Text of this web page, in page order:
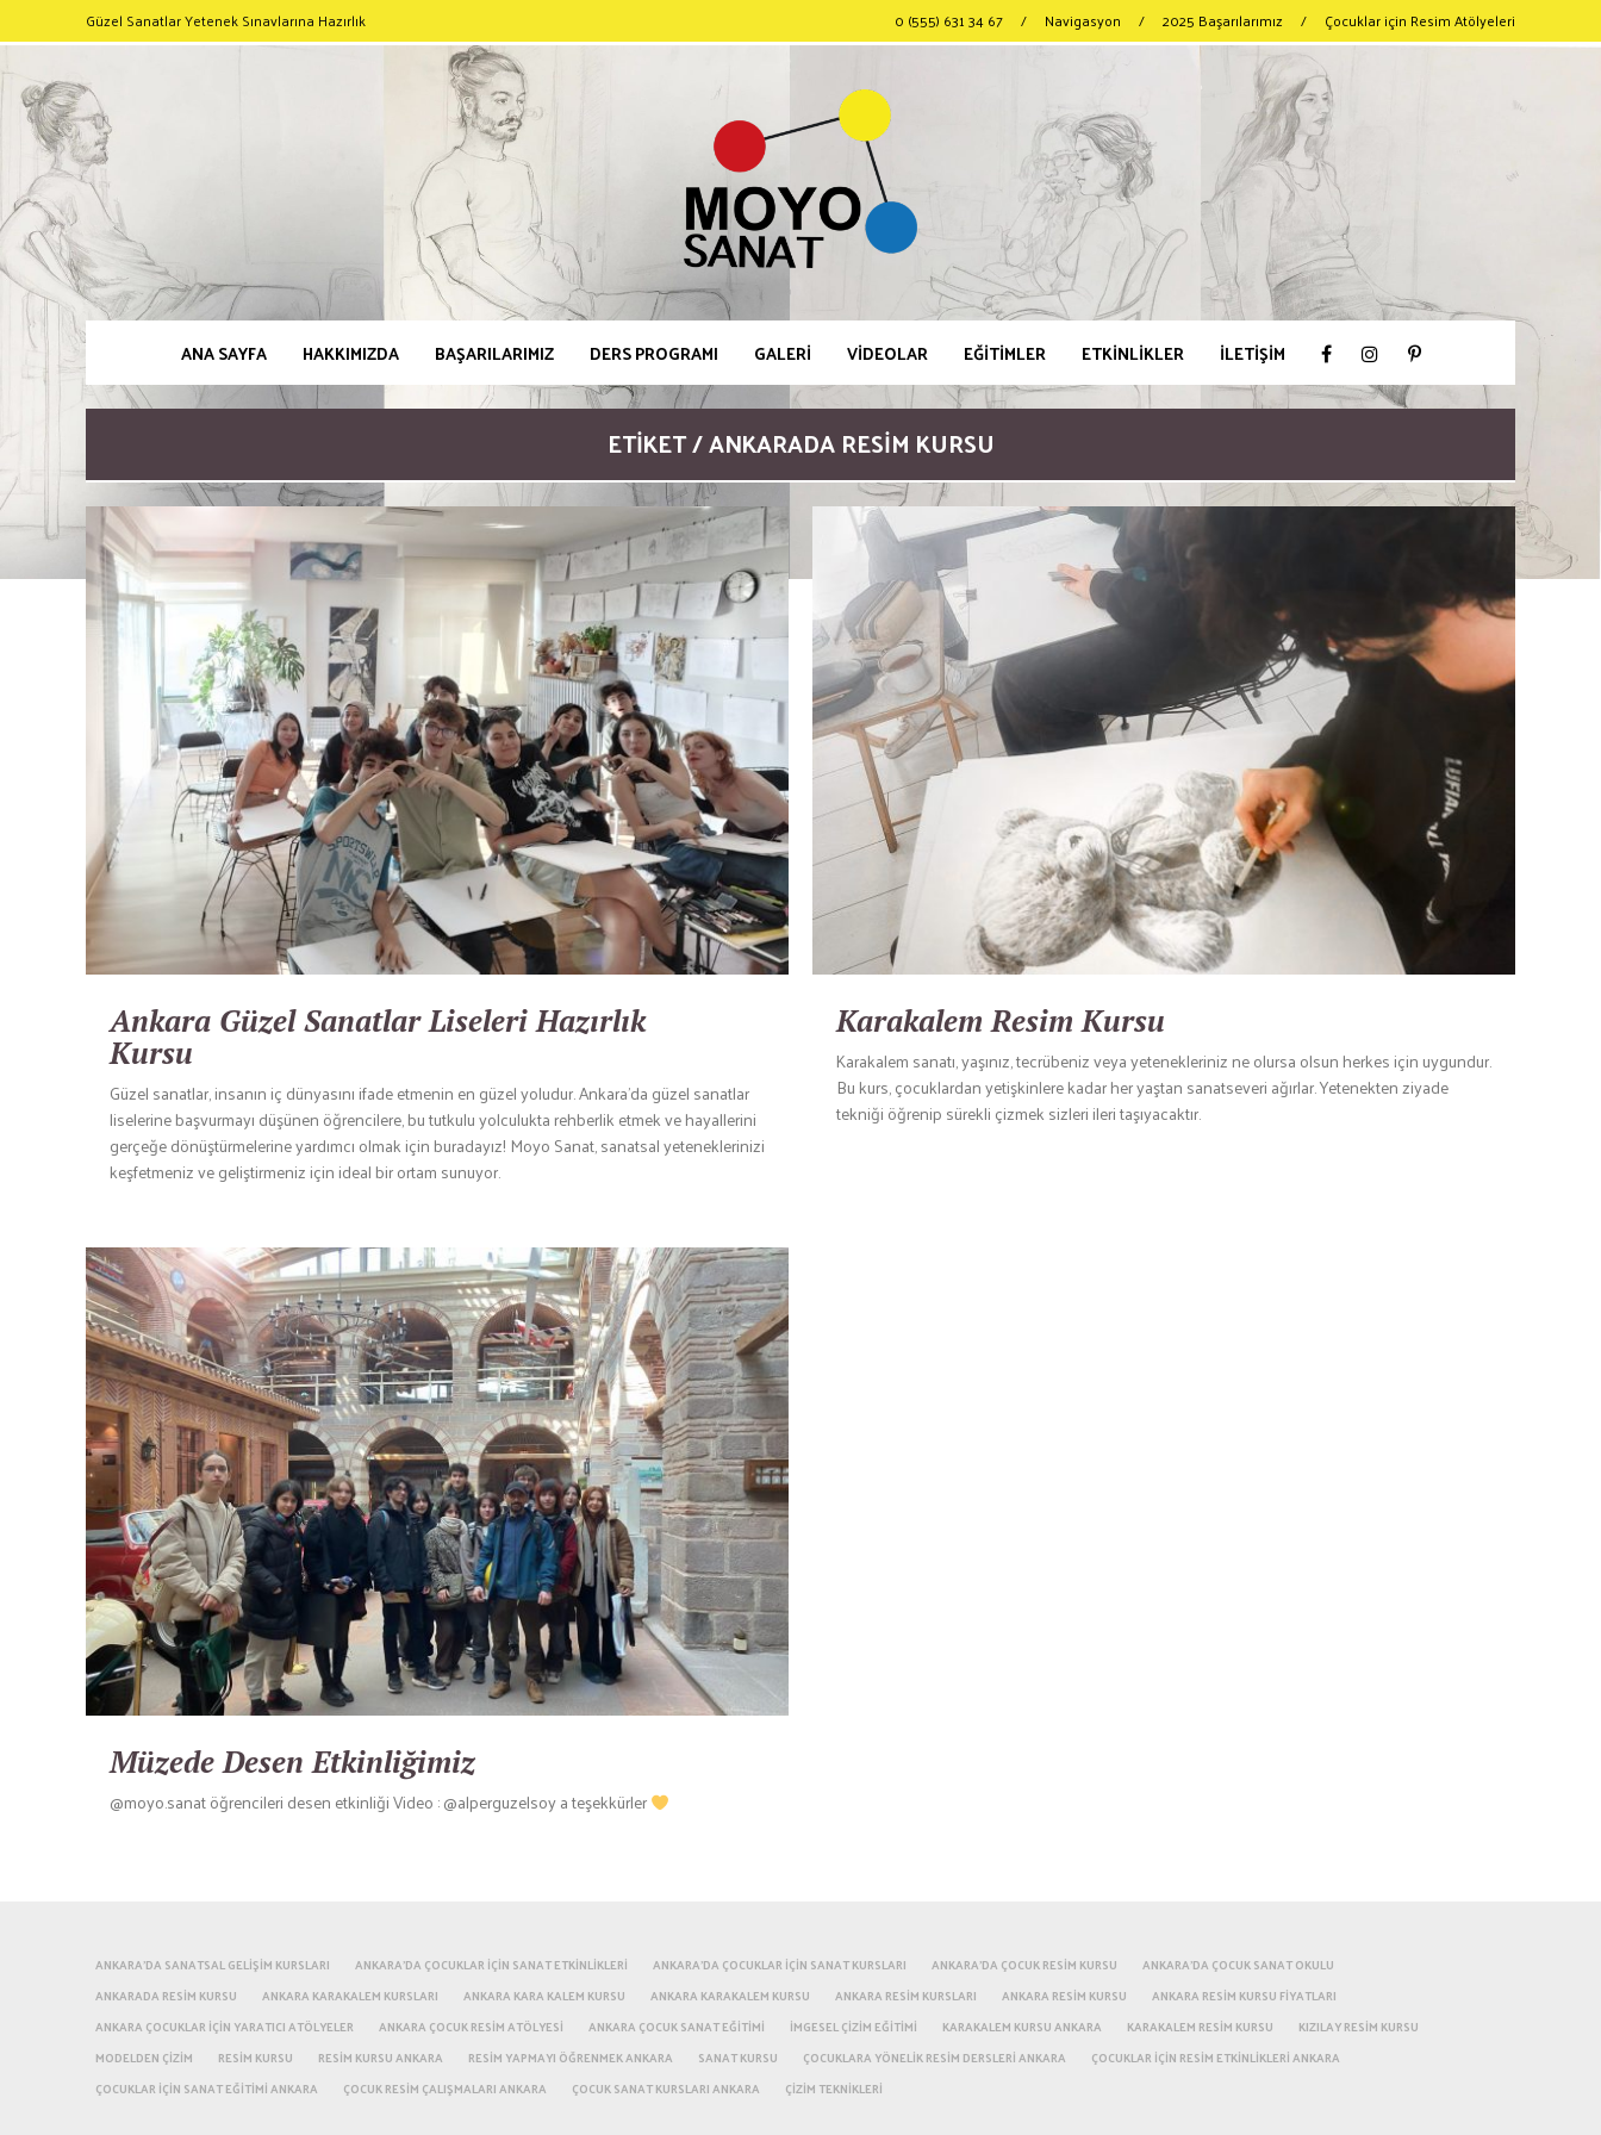
Güzel Sanatlar Yetenek Sınavlarına Hazırlık 0 (555) 631 34 67 / Navigasyon / 2025 Başarılarımız / Çocuklar için Resim Atölyeleri
ANA SAYFA HAKKIMIZDA BAŞARILARIMIZ DERS PROGRAMI GALERİ VİDEOLAR EĞİTİMLER ETKİNLİKLER İLETİŞİM
ETIKET / ANKARADA RESIM KURSU
Ankara Güzel Sanatlar Liseleri Hazırlık
Kursu
Güzel sanatlar, insanın iç dünyasını ifade etmenin en güzel yoludur. Ankara'da güzel sanatlar
liselerine başvurmayı düşünen öğrencilere, bu tutkulu yolculukta rehberlik etmek ve hayallerini
gerçeğe dönüştürmelerine yardımcı olmak için buradayız! Moyo Sanat, sanatsal yeteneklerinizi
keşfetmeniz ve geliştirmeniz için ideal bir ortam sunuyor.
Karakalem Resim Kursu
Karakalem sanatı, yaşınız, tecrübeniz veya yetenekleriniz ne olursa olsun herkes için uygundur.
Bu kurs, çocuklardan yetişkinlere kadar her yaştan sanatseveri ağırlar. Yetenekten ziyade
tekniği öğrenip sürekli çizmek sizleri ileri taşıyacaktır.
Müzede Desen Etkinliğimiz
@moyo.sanat öğrencileri desen etkinliği Video : @alperguzelsoy a teşekkürler
ANKARA'DA SANATSAL GELIŞIM KURSLARI ANKARA'DA ÇOCUKLAR IÇIN SANAT ETKINLIKLERI ANKARA'DA ÇOCUKLAR IÇIN SANAT KURSLARI ANKARA'DA ÇOCUK RESIM KURSU
ANKARA'DA ÇOCUK SANAT OKULU
ANKARADA RESIM KURSU
ANKARA KARAKALEM KURSLARI ANKARA KARA KALEM KURSU ANKARA KARAKALEM KURSU ANKARA RESIM KURSLARI ANKARA RESIM KURSU
ANKARA RESIM KURSU FIYATLARI
ANKARA ÇOCUKLAR IÇIN YARATICI ATÖLYELER
ANKARA ÇOCUK RESIM ATÖLYESI ANKARA ÇOCUK SANAT EĞITIMI IMGESEL ÇIZIM EĞITIMI KARAKALEM KURSU ANKARA KARAKALEM RESIM KURSU
KIZILAY RESIM KURSU
MODELDEN ÇIZIM
RESIM KURSU RESIM KURSU ANKARA RESIM YAPMAYI ÖĞRENMEK ANKARA SANAT KURSU ÇOCUKLARA YÖNELIK RESIM DERSLERI ANKARA
ÇOCUKLAR IÇIN RESIM ETKINLIKLERI ANKARA
ÇOCUKLAR IÇIN SANAT EĞITIMI ANKARA
ÇOCUK RESIM ÇALIŞMALARI ANKARA ÇOCUK SANAT KURSLARI ANKARA ÇIZIM TEKNIKLERI